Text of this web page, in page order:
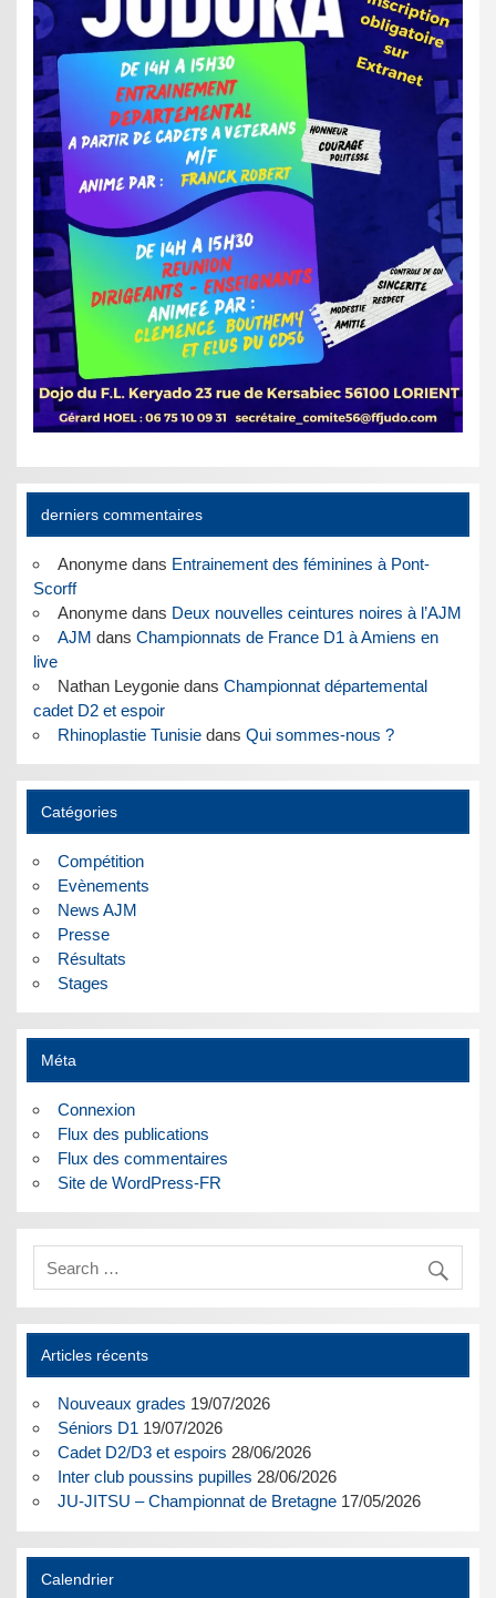
derniers commentaires
Anonymedans Entrainement des féminines à Pont-
Scorff
Anonymedans Deux nouvelles ceintures noires à l’AJM
AJM dans Championnats de France D1 à Amiens en
live
Nathan Leygoniedans Championnat départemental
cadet D2 et espoir
Rhinoplastie Tunisiedans Qui sommes-nous ?
Catégories
Compétition
Evènements
News AJM
Presse
Résultats
Stages
Méta
Connexion
Flux des publications
Flux des commentaires
Site de WordPress-FR
Articles récents
Nouveaux grades 19/07/2026
Séniors D1 19/07/2026
Cadet D2/D3 et espoirs 28/06/2026
Inter club poussins pupilles 28/06/2026
JU-JITSU – Championnat de Bretagne 17/05/2026
Calendrier